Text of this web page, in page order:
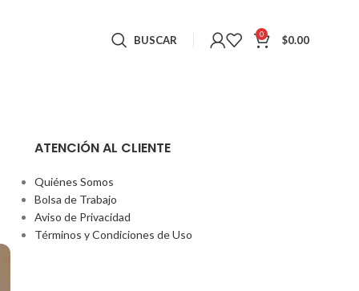
BUSCAR 0 $0.00
ATENCIÓN AL CLIENTE
Quiénes Somos
Bolsa de Trabajo
Aviso de Privacidad
Términos y Condiciones de Uso